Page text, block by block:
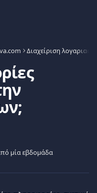
Διαχείριση
μία εβδομάδα